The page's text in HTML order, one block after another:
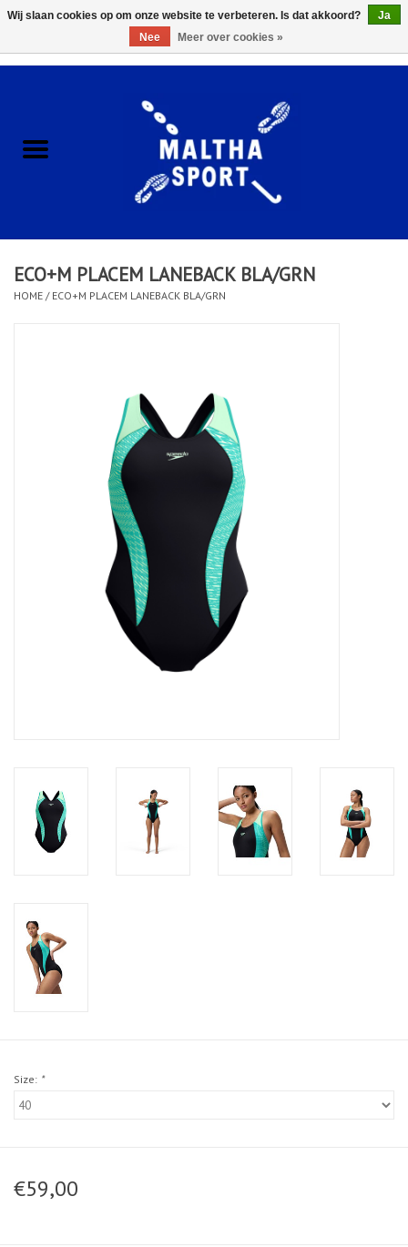
ACCESSOIRES/HARDWARE
KLEDING
CLUBSHOPS
Afspraak Loop Analyse
ECO+M PLACEM LANEBACK BLA/GRN
HOME / ECO+M PLACEM LANEBACK BLA/GRN
Size: *
€59,00
Wij slaan cookies op om onze website te verbeteren. Is dat akkoord?
Ja
Nee
Meer over cookies »